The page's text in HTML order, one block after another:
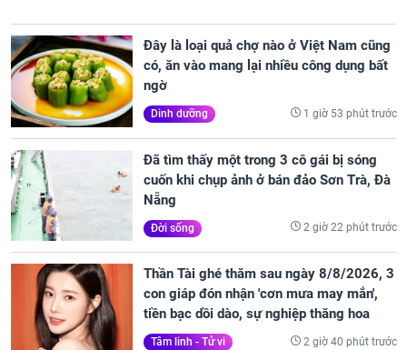
Đây là loại quả chợ nào ở Việt Nam cũng
có, ăn vào mang lại nhiều công dụng bất
ngờ
Dinh dưỡng 1 giờ 53 phút trước
Đã tìm thấy một trong 3 cô gái bị sóng
cuốn khi chụp ảnh ở bán đảo Sơn Trà, Đà
Nẵng
Đời sống 2 giờ 22 phút trước
Thần Tài ghé thăm sau ngày 8/8/2026, 3
con giáp đón nhận 'cơn mưa may mắn',
tiền bạc dồi dào, sự nghiệp thăng hoa
Tâm linh - Tử vi 2 giờ 40 phút trước